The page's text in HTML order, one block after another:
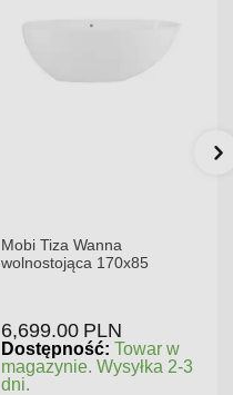
Mobi Tiza Wanna
wolnostojąca 170x85
6,699.00 PLN
Dostępność: Towar w
magazynie. Wysyłka 2-3
dni.